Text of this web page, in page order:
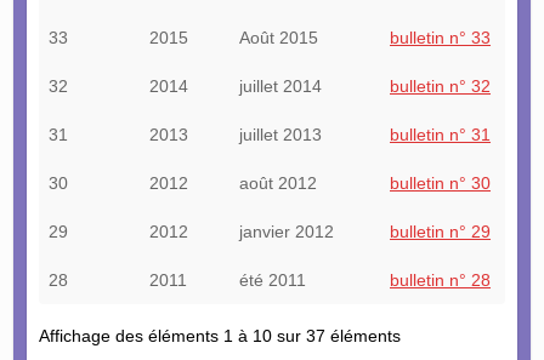
33 2015 Août 2015 bulletin n° 33
32 2014 juillet 2014 bulletin n° 32
31 2013 juillet 2013 bulletin n° 31
30 2012 août 2012 bulletin n° 30
29 2012 janvier 2012 bulletin n° 29
28 2011 été 2011 bulletin n° 28
Affichage des éléments 1 à 10 sur 37 éléments